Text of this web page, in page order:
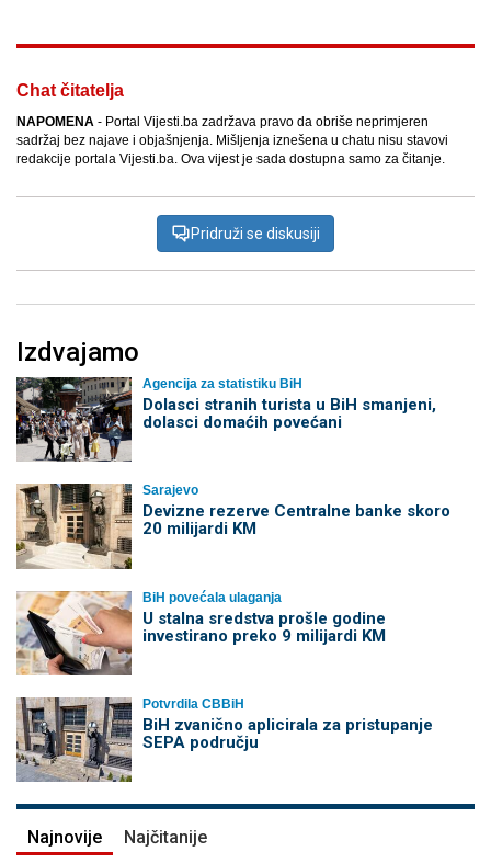
Chat čitatelja
NAPOMENA - Portal Vijesti.ba zadržava pravo da obriše neprimjeren
sadržaj bez najave i objašnjenja. Mišljenja iznešena u chatu nisu stavovi
redakcije portala Vijesti.ba. Ova vijest je sada dostupna samo za čitanje.
Pridruži se diskusiji
Izdvajamo
Agencija za statistiku BiH
Dolasci stranih turista u BiH smanjeni,
dolasci domaćih povećani
Sarajevo
Devizne rezerve Centralne banke skoro
20 milijardi KM
BiH povećala ulaganja
U stalna sredstva prošle godine
investirano preko 9 milijardi KM
Potvrdila CBBiH
BiH zvanično aplicirala za pristupanje
SEPA području
Najnovije Najčitanije